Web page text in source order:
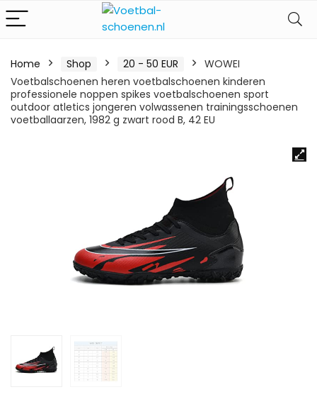
Home Shop 20 - 50 EUR
WOWEI
Voetbalschoenen heren voetbalschoenen kinderen
professionele noppen spikes voetbalschoenen sport
outdoor atletics jongeren volwassenen trainingsschoenen
voetballaarzen, 1982 g zwart rood B, 42 EU